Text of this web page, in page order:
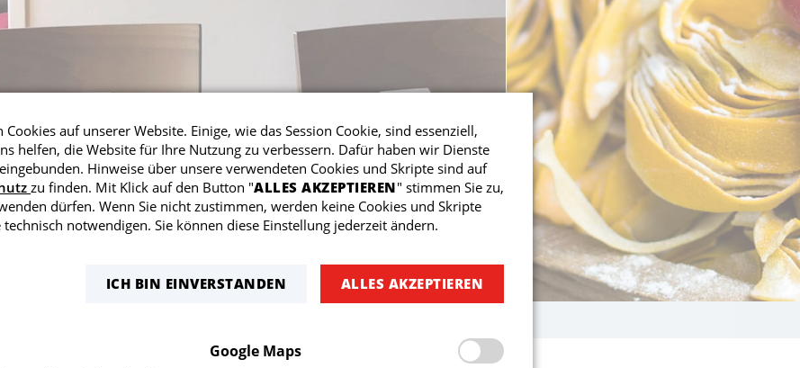
auf unserer Website. Einige, wie das Session Cookie, sind essenziell,
helfen, die Website für Ihre Nutzung zu verbessern. Dafür haben wir Dienste
Hinweise über unsere verwendeten Cookies und Skripte sind auf
zu finden. Mit Klick auf den Button "ALLES AKZEPTIEREN" stimmen Sie zu,
dürfen. Wenn Sie nicht zustimmen, werden keine Cookies und Skripte
notwendigen. Sie können diese Einstellung jederzeit ändern.
ICH BIN EINVERSTANDEN ALLES AKZEPTIEREN
Google Maps